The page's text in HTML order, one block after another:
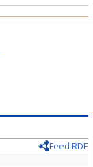
Feed RDF